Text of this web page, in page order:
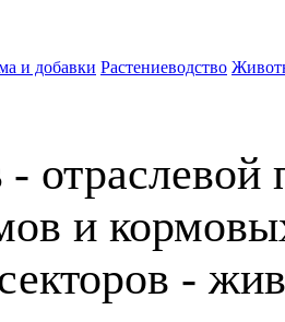
и добавки Растениеводство
- отраслевой
и
-